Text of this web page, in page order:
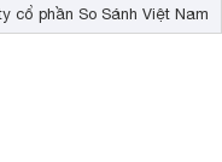
cổ phần So Sánh Việt Nam